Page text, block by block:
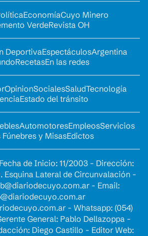
EconomíaCuyo Minero
VerdeRevista OH
DeportivaEspectáculosArgentina
RecetasEn las redes
OpinionSocialesSaludTecnología
Estado del tránsito
AutomotoresEmpleosServicios
y MisasEdictos
de Inicio: 11/2003 - Dirección:
Esquina Lateral de Circunvalación -
- Email:
- Whatsapp: (054)
General: Pablo Dellazoppa -
Diego Castillo - Editor Web: